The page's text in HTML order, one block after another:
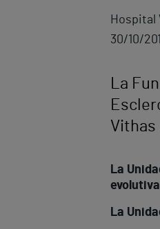
Hospital
30/10/
La
Vithas
La
La